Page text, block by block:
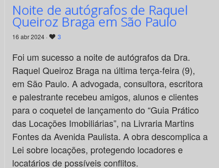
Noite de autógrafos de Raquel
Queiroz Braga em São Paulo
16 abr 2024 · 3
Foi um sucesso a noite de autógrafos da Dra.
Raquel Queiroz Braga na última terça-feira (9),
em São Paulo. A advogada, consultora, escritora
e palestrante recebeu amigos, alunos e clientes
para o coquetel de lançamento do “Guia Prático
das Locações Imobiliárias”, na Livraria Martins
Fontes da Avenida Paulista. A obra descomplica a
Lei sobre locações, protegendo locadores e
locatários de possíveis conflitos.